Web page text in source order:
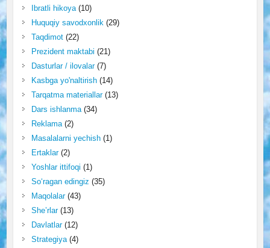
Ibratli hikoya(10)
Huquqiy savodxonlik (29)
Taqdimot(22)
Prezident maktabi (21)
Dasturlar / ilovalar(7)
Kasbga yo'naltirish(14)
Tarqatma materiallar(13)
Dars ishlanma(34)
Reklama(2)
Masalalarni yechish(1)
Ertaklar(2)
Yoshlar ittifoqi (1)
So‘ragan edingiz (35)
Maqolalar(43)
She’rlar(13)
Davlatlar(12)
Strategiya(4)